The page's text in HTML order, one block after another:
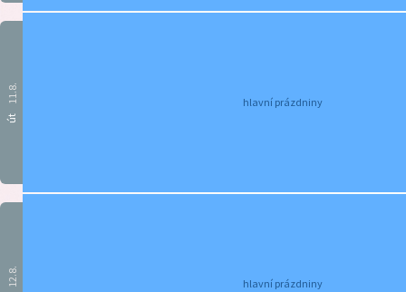
út
11.8. hlavní prázdniny
12.8. hlavní prázdniny